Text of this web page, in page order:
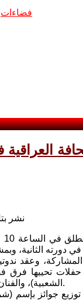
فضاءات
نشر بتاريخ
على حدائق (أبو نؤاس)، قرب نصب (شهريار وشهرزاد)، ينطلق في الساعة 10
وعقد
تحييها فرق
الشعبية)، والفنان حسن بريسم فضلا عن قراءات شعرية منتخبة.
جوائز بإسم